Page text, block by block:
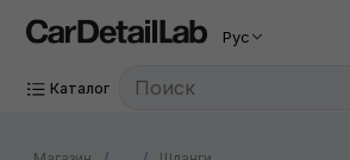
Рус
Каталог